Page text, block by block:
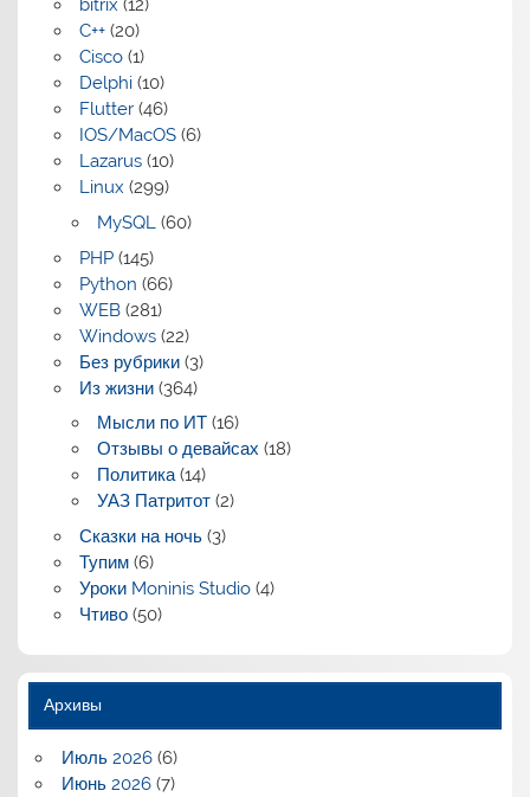
bitrix (12)
C++(20)
Cisco(1)
Delphi(10)
Flutter(46)
IOS/MacOS(6)
Lazarus(10)
Linux (299)
MySQL(60)
PHP(145)
Python (66)
WEB(281)
Windows(22)
Без рубрики(3)
Из жизни(364)
Мысли по ИТ(16)
Отзывы о девайсах (18)
Политика(14)
УАЗ Патритот(2)
Сказки на ночь(3)
Тупим(6)
Уроки Moninis Studio(4)
Чтиво(50)
Архивы
Июль 2026(6)
Июнь 2026(7)